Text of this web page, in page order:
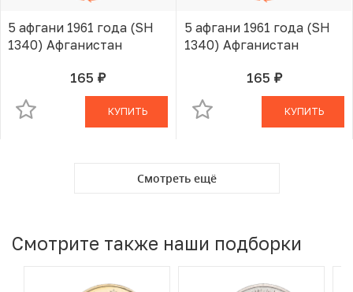
5 афгани 1961 года (SH
1340) Афганистан
165 руб.В КОРЗИНЕ
КУПИТЬ
5 афгани 1961 года (SH
1340) Афганистан
165 руб.В КОРЗИНЕ
КУПИТЬ
Смотреть ещё
Смотрите также наши подборки